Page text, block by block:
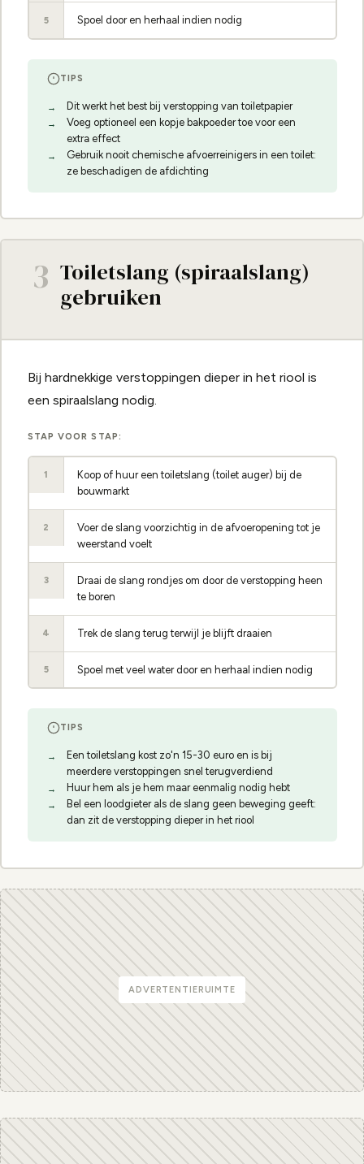
5 Spoel door en herhaal indien nodig
TIPS
Dit werkt het best bij verstopping van toiletpapier
Voeg optioneel een kopje bakpoeder toe voor een
extra effect
Gebruik nooit chemische afvoerreinigers in een toilet:
ze beschadigen de afdichting
3 Toiletslang (spiraalslang)
gebruiken
Bij hardnekkige verstoppingen dieper in het riool is
een spiraalslang nodig.
STAP VOOR STAP:
1
Koop of huur een toiletslang (toilet auger) bij de
bouwmarkt
2
Voer de slang voorzichtig in de afvoeropening tot je
weerstand voelt
3
Draai de slang rondjes om door de verstopping heen
te boren
4 Trek de slang terug terwijl je blijft draaien
5 Spoel met veel water door en herhaal indien nodig
TIPS
Een toiletslang kost zo'n 15-30 euro en is bij
meerdere verstoppingen snel terugverdiend
Huur hem als je hem maar eenmalig nodig hebt
Bel een loodgieter als de slang geen beweging geeft:
dan zit de verstopping dieper in het riool
ADVERTENTIERUIMTE